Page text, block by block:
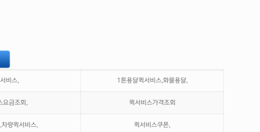
비스, 1톤용달퀵서비스,화물용달,
요금조회, 퀵서비스가격조회
량퀵서비스, 퀵서비스쿠폰,